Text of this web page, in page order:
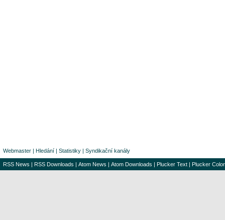
Webmaster | Hledání | Statistiky | Syndikační kanály
RSS News | RSS Downloads | Atom News | Atom Downloads | Plucker Text | Plucker Color